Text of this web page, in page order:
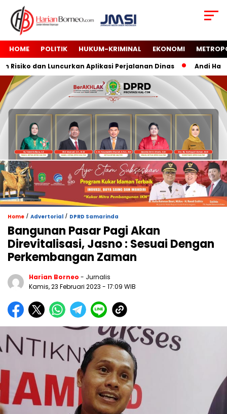
HOME POLITIK HUKUM-KRIMINAL EKONOMI
dan Luncurkan Aplikasi Perjalanan Dinas Andi Harun
Home / Advertorial / DPRD Samarinda
Bangunan Pasar Pagi Akan
Direvitalisasi, Jasno : Sesuai Dengan
Perkembangan Zaman
Harian Borneo - Jurnalis
Kamis, 23 Februari 2023 - 17:09 WIB